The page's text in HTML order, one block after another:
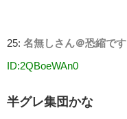
25: 名無しさん＠恐縮です
ID:2QBoeWAn0
半グレ集団かな